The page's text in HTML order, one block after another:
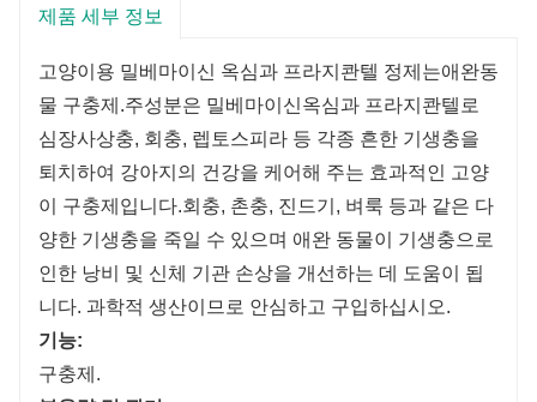
제품 세부 정보
고양이용 밀베마이신 옥심과 프라지콴텔 정제는애완동
물 구충제 .주성분은 밀베마이신옥심과 프라지콴텔로
심장사상충, 회충, 렙토스피라 등 각종 흔한 기생충을
퇴치하여 강아지의 건강을 케어해 주는 효과적인 고양
이 구충제입니다.회충, 촌충, 진드기, 벼룩 등과 같은 다
양한 기생충을 죽일 수 있으며 애완 동물이 기생충으로
인한 낭비 및 신체 기관 손상을 개선하는 데 도움이 됩
니다. 과학적 생산이므로 안심하고 구입하십시오.
기능:
구충제.